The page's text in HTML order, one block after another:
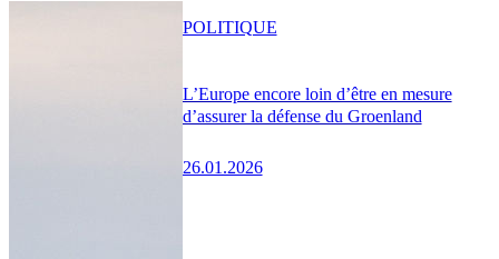
L’Europe encore loin d’être en mesure
d’assurer la défense du Groenland
26.01.2026
POLITIQUE